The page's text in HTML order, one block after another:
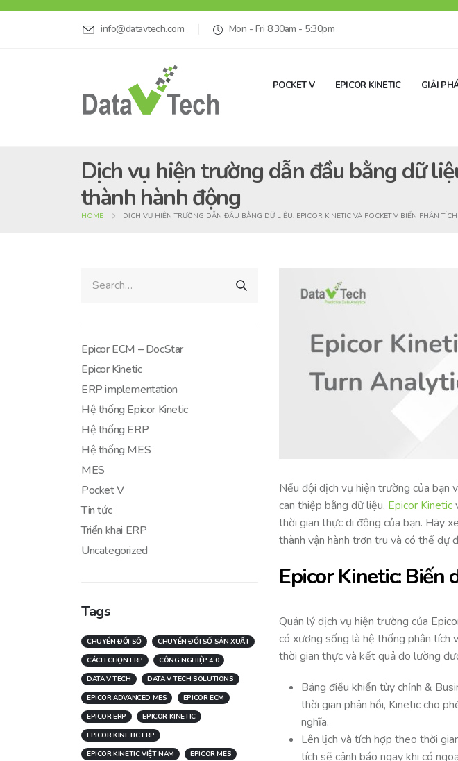
info@datavtech.com Mon - Fri 8:30am - 5:30pm
POCKET V EPICOR KINETIC GIẢI
Dịch vụ hiện trường dẫn đầu bằng dữ
thành hành động
HOME DỊCH VỤ HIỆN TRƯỜNG DẪN ĐẦU BẰNG DỮ LIỆU: EPICOR KINETIC VÀ POCKET V BIẾN PHÂN
Nếu đội dịch vụ hiện trường của bạn
can thiệp bằng dữ liệu. Epicor Kinetic
thời gian thực di động của bạn. Hãy
thành vận hành trơn tru và có thể dự
Epicor Kinetic:
Quản lý dịch vụ hiện trường của
có xương sống là hệ thống phân tích
thời gian thực và kết quả đo lường
Bảng điều khiển tùy chỉnh &
thời gian phản hồi, Kinetic cho
nghĩa.
Lên lịch và tích hợp theo thời
tích sẽ cảnh báo ngay khi có
Epicor ECM – DocStar
Epicor Kinetic
ERP implementation
Hệ thống Epicor Kinetic
Hệ thống ERP
Hệ thống MES
MES
Pocket V
Tin tức
Triển khai ERP
Uncategorized
Tags
CHUYỂN ĐỔI SỐ
CHUYỂN ĐỔI SỐ SẢN XUẤT
CÁCH CHỌN ERP
CÔNG NGHIỆP 4.0
DATA V TECH
DATA V TECH SOLUTIONS
EPICOR ADVANCED MES
EPICOR ECM
EPICOR ERP
EPICOR KINETIC
EPICOR KINETIC ERP
EPICOR KINETIC VIỆT NAM
EPICOR MES